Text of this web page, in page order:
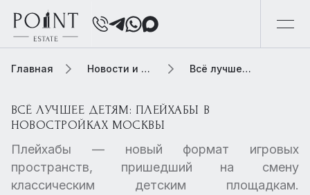
Главная Новости и обзоры Всё лучшее детям: плейхабы в новостройках Москвы
ВСЁ ЛУЧШЕЕ ДЕТЯМ: ПЛЕЙХАБЫ В
НОВОСТРОЙКАХ МОСКВЫ
Плейхабы — новый формат игровых
пространств, пришедший на смену
классическим детским площадкам.